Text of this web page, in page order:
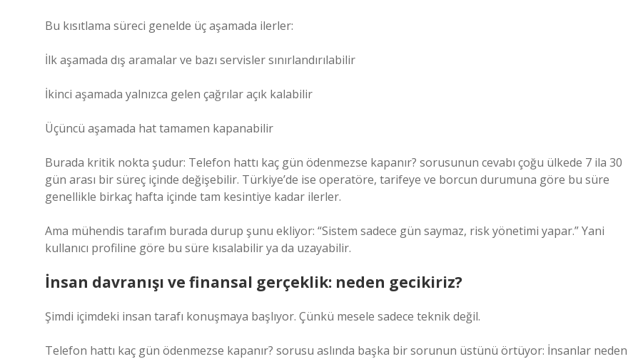
Bu kısıtlama süreci genelde üç aşamada ilerler:
İlk aşamada dış aramalar ve bazı servisler sınırlandırılabilir
İkinci aşamada yalnızca gelen çağrılar açık kalabilir
Üçüncü aşamada hat tamamen kapanabilir
Burada kritik nokta şudur: Telefon hattı kaç gün ödenmezse kapanır? sorusunun cevabı çoğu ülkede 7 ila 30
gün arası bir süreç içinde değişebilir. Türkiye’de ise operatöre, tarifeye ve borcun durumuna göre bu süre
genellikle birkaç hafta içinde tam kesintiye kadar ilerler.
Ama mühendis tarafım burada durup şunu ekliyor: “Sistem sadece gün saymaz, risk yönetimi yapar.” Yani
kullanıcı profiline göre bu süre kısalabilir ya da uzayabilir.
İnsan davranışı ve finansal gerçeklik: neden gecikiriz?
Şimdi içimdeki insan tarafı konuşmaya başlıyor. Çünkü mesele sadece teknik değil.
Telefon hattı kaç gün ödenmezse kapanır? sorusu aslında başka bir sorunun üstünü örtüyor: İnsanlar neden